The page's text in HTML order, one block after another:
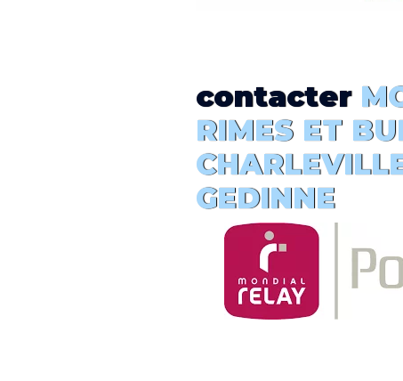
contacter
RIMES ET
GEDINNE